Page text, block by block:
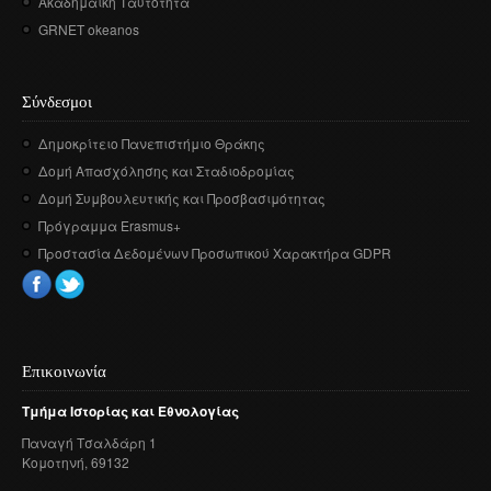
GRNET okeanos
Σύνδεσμοι
Δημοκρίτειο Πανεπιστήμιο Θράκης
Δομή Απασχόλησης και Σταδιοδρομίας
Δομή Συμβουλευτικής και Προσβασιμότητας
Πρόγραμμα Erasmus+
Προστασία Δεδομένων Προσωπικού Χαρακτήρα GDPR
Επικοινωνία
ΤμήμαΙστορίαςκαι Εθνολογίας
Παναγή Τσαλδάρη 1
Κομοτηνή, 69132